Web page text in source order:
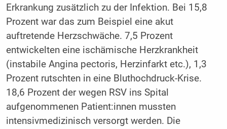
Erkrankung zusätzlich zu der Infektion. Bei 15,8
Prozent war das zum Beispiel eine akut
auftretende Herzschwäche. 7,5 Prozent
entwickelten eine ischämische Herzkrankheit
(instabile Angina pectoris, Herzinfarkt etc.), 1,3
Prozent rutschten in eine Bluthochdruck-Krise.
18,6 Prozent der wegen RSV ins Spital
aufgenommenen Patient:innen mussten
intensivmedizinisch versorgt werden. Die